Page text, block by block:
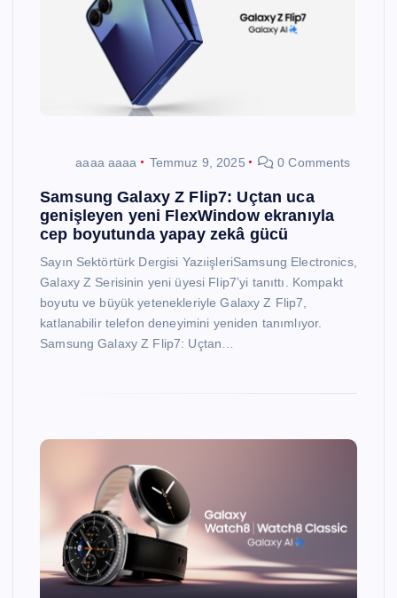
aaaa aaaa Temmuz 9, 2025 0 Comments
Samsung Galaxy Z Flip7: Uçtan uca
genişleyen yeni FlexWindow ekranıyla
cep boyutunda yapay zekâ gücü
Sayın Sektörtürk Dergisi YazıişleriSamsung Electronics,
Galaxy Z Serisinin yeni üyesi Flip7’yi tanıttı. Kompakt
boyutu ve büyük yetenekleriyle Galaxy Z Flip7,
katlanabilir telefon deneyimini yeniden tanımlıyor.
Samsung Galaxy Z Flip7: Uçtan…